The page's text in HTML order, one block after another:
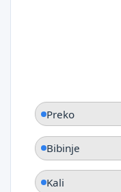
Preko
Bibinje
Kali